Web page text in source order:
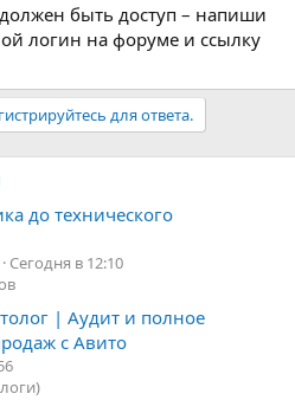
быть доступ – напиши
логин на форуме и ссылку
для ответа.
до технического
Сегодня в 12:10
| Аудит и полное
с Авито